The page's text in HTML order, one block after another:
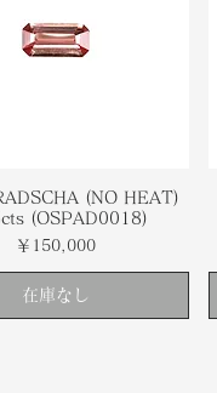
(NO HEAT)
(OSPAD0018)
価格
￥150,000
在庫なし